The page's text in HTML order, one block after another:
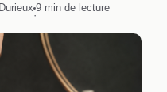
·
9 min de lecture